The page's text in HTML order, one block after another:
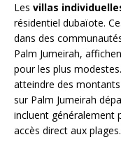
Les villas
résidentiel dubaïote.
dans des
Palm Jumeirah,
pour les plus
atteindre des
sur Palm Jumeirah
incluent généralement
accès direct aux plages.